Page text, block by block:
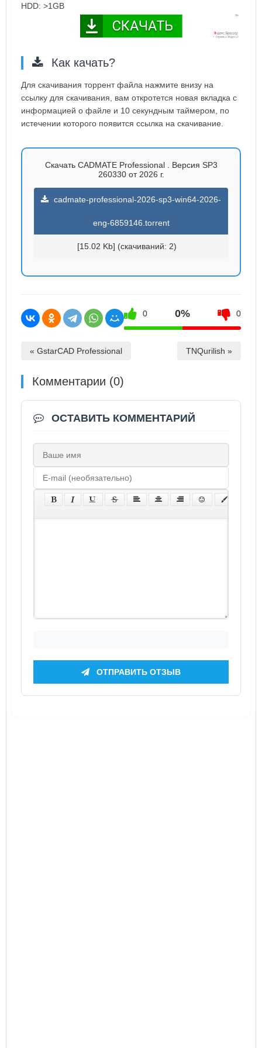
HDD: >1GB
Как качать?
Для скачивания торрент файла нажмите внизу на
ссылку для скачивания, вам откротется новая вкладка с
информацией о файле и 10 секундным таймером, по
истечении которого появится ссылка на скачивание.
Скачать CADMATE Professional . Версия SP3
260330 от 2026 г.
cadmate-professional-2026-sp3-win64-2026-
eng-6859146.torrent
[15.02 Kb] (cкачиваний: 2)
0 0% 0
« GstarCAD Professional TNQurilish »
Комментарии (0)
ОСТАВИТЬ КОММЕНТАРИЙ
ОТПРАВИТЬ ОТЗЫВ